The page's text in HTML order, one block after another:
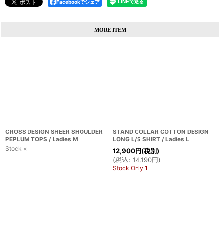
Facebookでシェア
MORE ITEM
CROSS DESIGN SHEER SHOULDER
PEPLUM TOPS / Ladies M
Stock ×
STAND COLLAR COTTON DESIGN
LONG L/S SHIRT / Ladies L
12,900円(税別)
(税込: 14,190円)
Stock Only 1